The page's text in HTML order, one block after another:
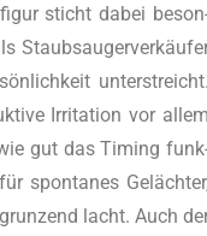
sticht dabei
unter­streicht.
Irri­ta­ti­on vor allem
gut das Timing
spon­ta­nes
lacht. Auch